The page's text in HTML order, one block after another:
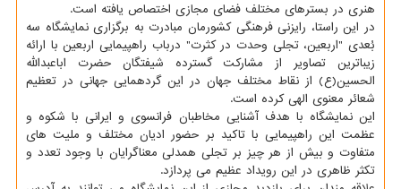
هنری در بسترهای مختلف فضای مجازی اختصاص یافته است.
در این راستا، رایزنی فرهنگی کشورمان مبادرت به برگزاری نمایشگاه سه
بُعدی "اربعین، تجلی وحدت در کثرت" درباب راهپیمایی اربعین با ارائه
زیباترین تصاویر از مشارکت گسترده شیفتگان حضرت اباعبدالله
الحسین(ع) از نقاط مختلف جهان در این گردهمایی جهانی در تعظیم
شعائر معنوی الهی کرده است.
این نمایشگاه با هدف آشنایی مخاطبان فرانسوی و ایرانی با شکوه و
عظمت این راهپیمایی با تاکید بر حضور ادیان مختلف و ملیت های
متفاوت و بیش از هر چیز بر تجلی همدلی معناگرایان با وجود تعدد و
تکثر ظاهری در این رویداد عظیم می پردازد.